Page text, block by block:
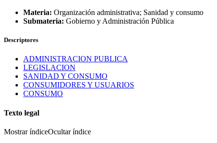
Materia: Organización administrativa; Sanidad y consumo
Submateria: Gobierno y Administración Pública
Descriptores
ADMINISTRACION PUBLICA
LEGISLACION
SANIDAD Y CONSUMO
CONSUMIDORES Y USUARIOS
CONSUMO
Texto legal
Mostrar índiceOcultar índice